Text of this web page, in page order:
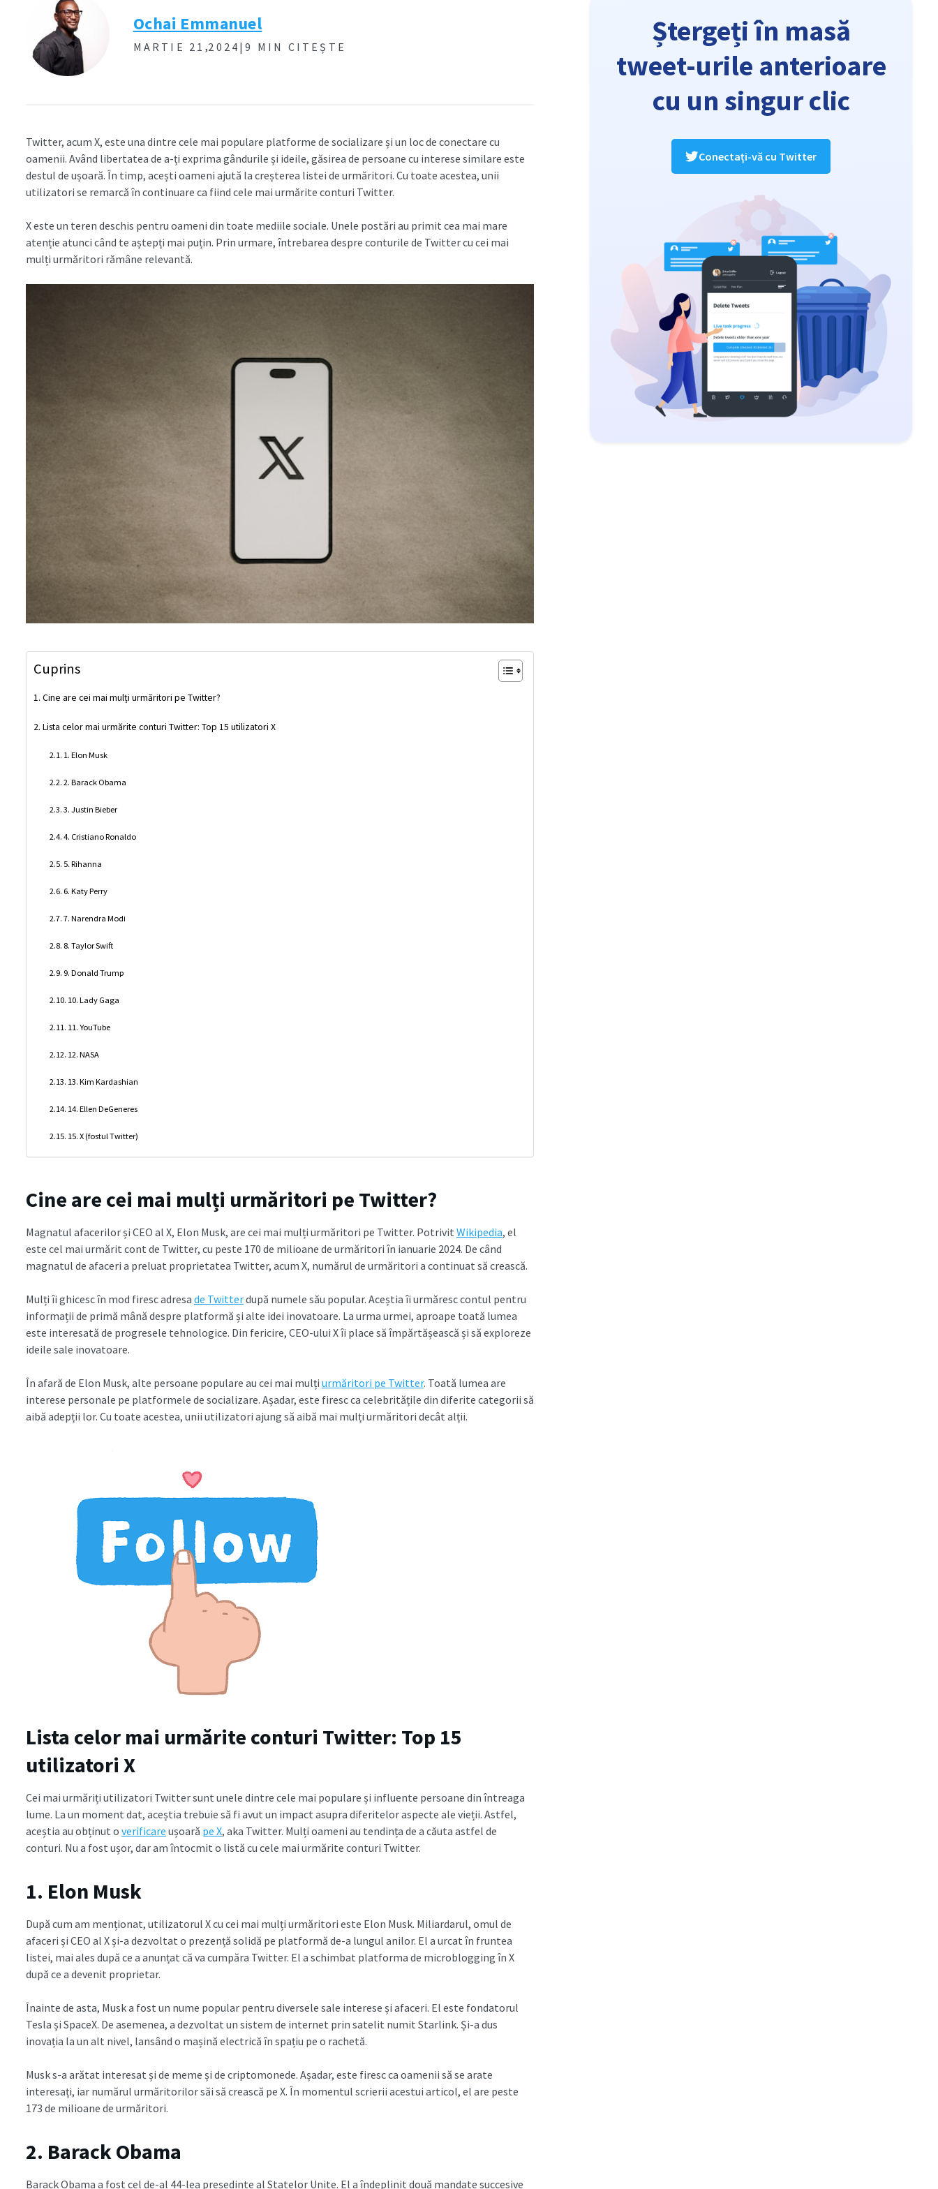
Ochai Emmanuel
MARTIE 21 ,2024|9 MIN CITEȘTE
Twitter, acum X, este una dintre cele mai populare platforme de socializare și un loc de conectare cu
oamenii. Având libertatea de a-ți exprima gândurile și ideile, găsirea de persoane cu interese similare este
destul de ușoară. În timp, acești oameni ajută la creșterea listei de urmăritori. Cu toate acestea, unii
utilizatori se remarcă în continuare ca fiind cele mai urmărite conturi Twitter.
X este un teren deschis pentru oameni din toate mediile sociale. Unele postări au primit cea mai mare
atenție atunci când te aștepți mai puțin. Prin urmare, întrebarea despre conturile de Twitter cu cei mai
mulți urmăritori rămâne relevantă.
Cuprins
Cine are cei mai mulți urmăritori pe Twitter?
Lista celor mai urmărite conturi Twitter: Top 15 utilizatori X
1. Elon Musk
2. Barack Obama
3. Justin Bieber
4. Cristiano Ronaldo
5. Rihanna
6. Katy Perry
7. Narendra Modi
8. Taylor Swift
9. Donald Trump
10. Lady Gaga
11. YouTube
12. NASA
13. Kim Kardashian
14. Ellen DeGeneres
15. X (fostul Twitter)
Cine are cei mai mulți urmăritori pe Twitter?
Magnatul afacerilor și CEO al X, Elon Musk, are cei mai mulți urmăritori pe Twitter. Potrivit Wikipedia, el
este cel mai urmărit cont de Twitter, cu peste 170 de milioane de urmăritori în ianuarie 2024. De când
magnatul de afaceri a preluat proprietatea Twitter, acum X, numărul de urmăritori a continuat să crească.
Mulți îi ghicesc în mod firesc adresa de Twitterdupă numele său popular. Aceștia îi urmăresc contul pentru
informații de primă mână despre platformă și alte idei inovatoare. La urma urmei, aproape toată lumea
este interesată de progresele tehnologice. Din fericire, CEO-ului X îi place să împărtășească și să exploreze
ideile sale inovatoare.
În afară de Elon Musk, alte persoane populare au cei mai mulți urmăritori pe Twitter. Toată lumea are
interese personale pe platformele de socializare. Așadar, este firesc ca celebritățile din diferite categorii să
aibă adepții lor. Cu toate acestea, unii utilizatori ajung să aibă mai mulți urmăritori decât alții.
Lista celor mai urmărite conturi Twitter: Top 15
utilizatori X
Cei mai urmăriți utilizatori Twitter sunt unele dintre cele mai populare și influente persoane din întreaga
lume. La un moment dat, aceștia trebuie să fi avut un impact asupra diferitelor aspecte ale vieții. Astfel,
aceștia au obținut o verificare ușoară pe X, aka Twitter. Mulți oameni au tendința de a căuta astfel de
conturi. Nu a fost ușor, dar am întocmit o listă cu cele mai urmărite conturi Twitter.
1. Elon Musk
După cum am menționat, utilizatorul X cu cei mai mulți urmăritori este Elon Musk. Miliardarul, omul de
afaceri și CEO al X și-a dezvoltat o prezență solidă pe platformă de-a lungul anilor. El a urcat în fruntea
listei, mai ales după ce a anunțat că va cumpăra Twitter. El a schimbat platforma de microblogging în X
după ce a devenit proprietar.
Înainte de asta, Musk a fost un nume popular pentru diversele sale interese și afaceri. El este fondatorul
Tesla și SpaceX. De asemenea, a dezvoltat un sistem de internet prin satelit numit Starlink. Și-a dus
inovația la un alt nivel, lansând o mașină electrică în spațiu pe o rachetă.
Musk s-a arătat interesat și de meme și de criptomonede. Așadar, este firesc ca oamenii să se arate
interesați, iar numărul urmăritorilor săi să crească pe X. În momentul scrierii acestui articol, el are peste
173 de milioane de urmăritori.
2. Barack Obama
Barack Obama a fost cel de-al 44-lea președinte al Statelor Unite. El a îndeplinit două mandate succesive
Ștergeți în masă
tweet-urile anterioare
cu un singur clic
Conectați-vă cu Twitter